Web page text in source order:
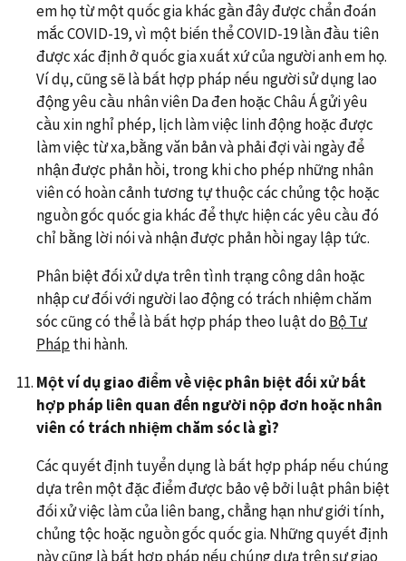
em họ từ một quốc gia khác gần đây được chẩn đoán
mắc COVID-19, vì một biến thể COVID-19 lần đầu tiên
được xác định ở quốc gia xuất xứ của người anh em họ.
Ví dụ, cũng sẽ là bất hợp pháp nếu người sử dụng lao
động yêu cầu nhân viên Da đen hoặc Châu Á gửi yêu
cầu xin nghỉ phép, lịch làm việc linh động hoặc được
làm việc từ xa,bằng văn bản và phải đợi vài ngày để
nhận được phản hồi, trong khi cho phép những nhân
viên có hoàn cảnh tương tự thuộc các chủng tộc hoặc
nguồn gốc quốc gia khác để thực hiện các yêu cầu đó
chỉ bằng lời nói và nhận được phản hồi ngay lập tức.
Phân biệt đối xử dựa trên tình trạng công dân hoặc
nhập cư đối với người lao động có trách nhiệm chăm
sóc cũng có thể là bất hợp pháp theo luật do Bộ Tư
Pháp thi hành.
Một ví dụ giao điểm về việc phân biệt đối xử bất
hợp pháp liên quan đến người nộp đơn hoặc nhân
viên có trách nhiệm chăm sóc là gì?
Các quyết định tuyển dụng là bất hợp pháp nếu chúng
dựa trên một đặc điểm được bảo vệ bởi luật phân biệt
đối xử việc làm của liên bang, chẳng hạn như giới tính,
chủng tộc hoặc nguồn gốc quốc gia. Những quyết định
này cũng là bất hợp pháp nếu chúng dựa trên sự giao